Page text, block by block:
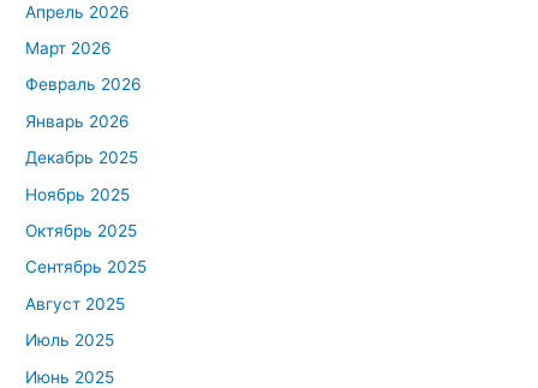
Апрель 2026
Март 2026
Февраль 2026
Январь 2026
Декабрь 2025
Ноябрь 2025
Октябрь 2025
Сентябрь 2025
Август 2025
Июль 2025
Июнь 2025